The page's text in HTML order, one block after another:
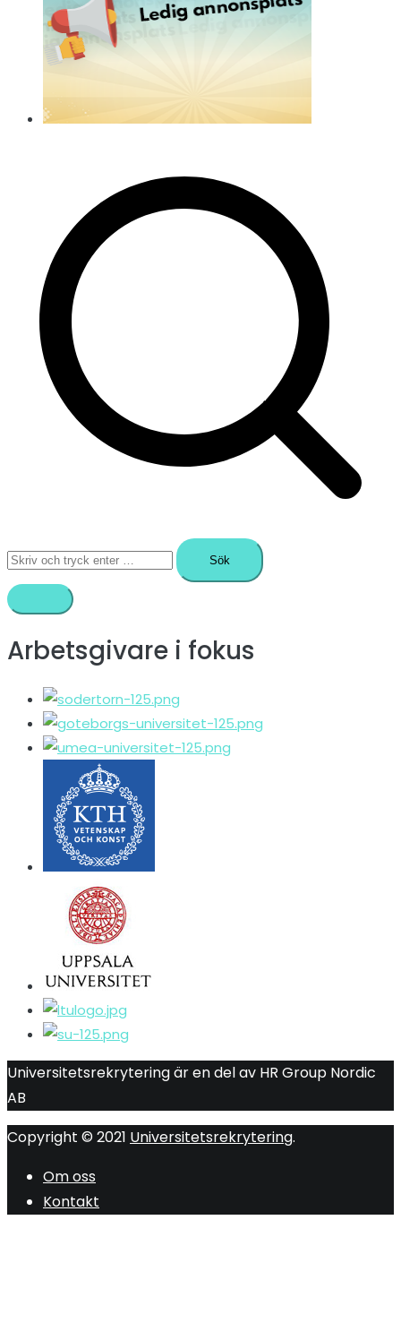
Sök
efter:
Arbetsgivare i fokus
Universitetsrekrytering är en del av HR Group Nordic
AB
Copyright © 2021 Universitetsrekrytering.
Om oss
Kontakt